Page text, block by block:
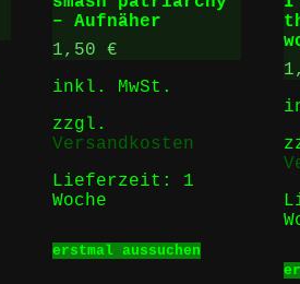
– Aufnäher
1,50€
inkl. MwSt.
zzgl.
Versandkosten
Lieferzeit: 1
Woche
erstmal aussuchenProdukt